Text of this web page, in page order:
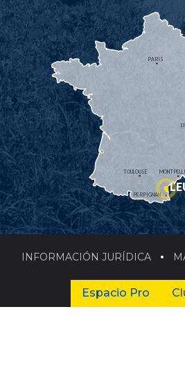
PERPIGNAN
TOULOUSE
PARIS
INFORMACIÓN JURÍDICA
Espacio Pro